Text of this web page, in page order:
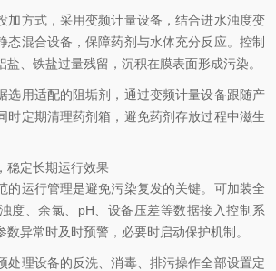
加方式，采用变频计量设备，结合进水浊度变
态混合设备，保障药剂与水体充分反应。控制
、铁盐过量残留，沉积在膜表面形成污染。
选用适配的阻垢剂，通过变频计量设备跟随产
时定期清理药剂箱，避免药剂存放过程中滋生
稳定长期运行效果
的运行管理是避免污染复发的关键。可加装全
度、余氯、pH、设备压差等数据接入控制系
异常时及时预警，必要时启动保护机制。
处理设备的反洗、消毒、排污操作全部设置定